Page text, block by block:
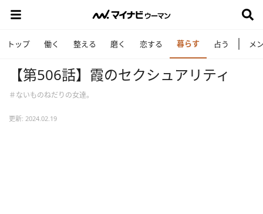
トップ 働く 整える 磨く 恋する 暮らす 占う メ
【第506話】霞のセクシュアリティ
＃ないものねだりの女達。
更新: 2024.02.19